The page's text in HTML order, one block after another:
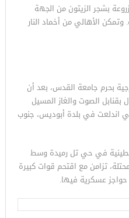
بشجر الزيتون من الجهة
وتمكن الأهالي من أخماد النار
بحرم جامعة القدس، بعد أن
الصوت والغاز المسيل
اندلعت في بلدة أبوديس، جنوب
في حي تل رميدة وسط
تزامن مع اقتحم قوات كبيرة
عسكرية فيها.